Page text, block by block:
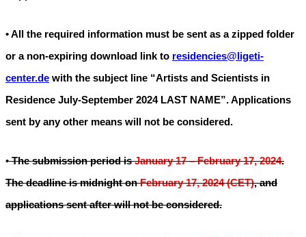
• All the required information must be sent as a zipped folder
or a non-expiring download link to residencies@ligeti-
center.de with the subject line “Artists and Scientists in
Residence July-September 2024 LAST NAME”. Applications
sent by any other means will not be considered.
•The submission period isJanuary 17 – February 17, 2024.
The deadline is midnight onFebruary 17, 2024 (CET), and
applications sent after will not be considered.